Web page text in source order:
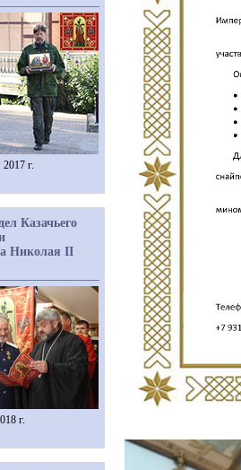
2017 г.
Казачьего
Николая II
г.